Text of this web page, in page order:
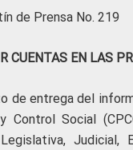
de Prensa No. 219
CUENTAS EN LAS
de entrega del
Social